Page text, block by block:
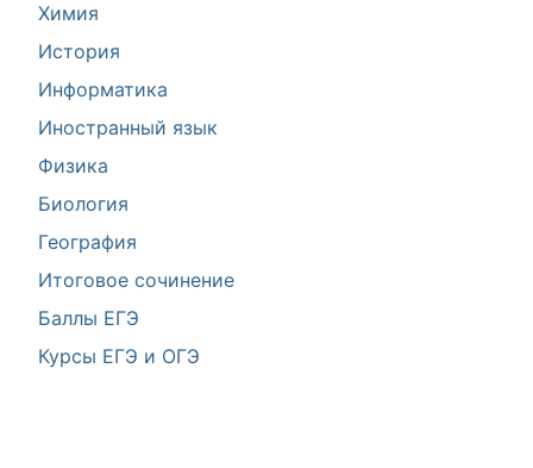
Химия
История
Информатика
Иностранный язык
Физика
Биология
География
Итоговое сочинение
Баллы ЕГЭ
Курсы ЕГЭ и ОГЭ